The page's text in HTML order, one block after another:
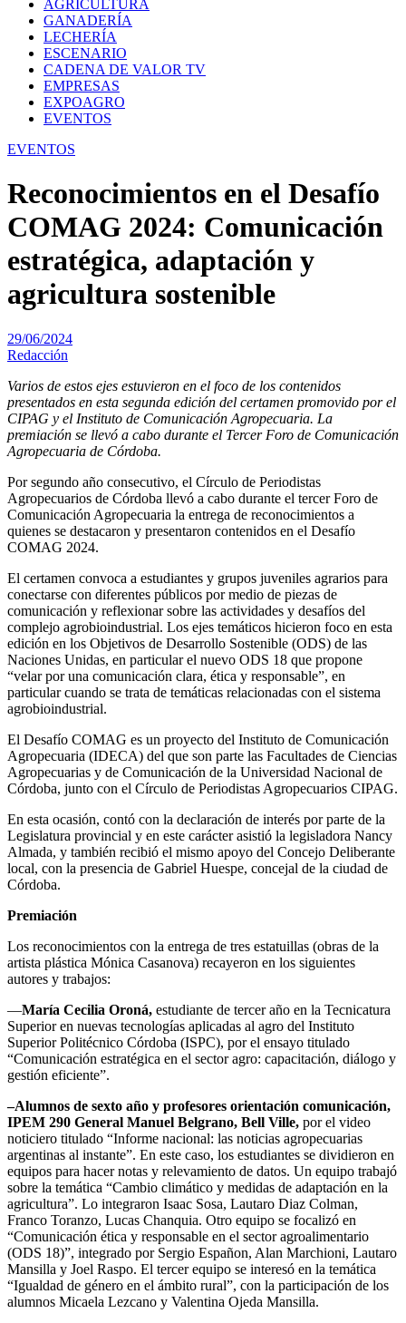
AGRICULTURA
GANADERÍA
LECHERÍA
ESCENARIO
CADENA DE VALOR TV
EMPRESAS
EXPOAGRO
EVENTOS
EVENTOS
Reconocimientos en el Desafío
COMAG 2024: Comunicación
estratégica, adaptación y
agricultura sostenible
29/06/2024
Redacción
Varios de estos ejes estuvieron en el foco de los contenidos
presentados en esta segunda edición del certamen promovido por el
CIPAG y el Instituto de Comunicación Agropecuaria. La
premiación se llevó a cabo durante el Tercer Foro de Comunicación
Agropecuaria de Córdoba.
Por segundo año consecutivo, el Círculo de Periodistas
Agropecuarios de Córdoba llevó a cabo durante el tercer Foro de
Comunicación Agropecuaria la entrega de reconocimientos a
quienes se destacaron y presentaron contenidos en el Desafío
COMAG 2024.
El certamen convoca a estudiantes y grupos juveniles agrarios para
conectarse con diferentes públicos por medio de piezas de
comunicación y reflexionar sobre las actividades y desafíos del
complejo agrobioindustrial. Los ejes temáticos hicieron foco en esta
edición en los Objetivos de Desarrollo Sostenible (ODS) de las
Naciones Unidas, en particular el nuevo ODS 18 que propone
“velar por una comunicación clara, ética y responsable”, en
particular cuando se trata de temáticas relacionadas con el sistema
agrobioindustrial.
El Desafío COMAG es un proyecto del Instituto de Comunicación
Agropecuaria (IDECA) del que son parte las Facultades de Ciencias
Agropecuarias y de Comunicación de la Universidad Nacional de
Córdoba, junto con el Círculo de Periodistas Agropecuarios CIPAG.
En esta ocasión, contó con la declaración de interés por parte de la
Legislatura provincial y en este carácter asistió la legisladora Nancy
Almada, y también recibió el mismo apoyo del Concejo Deliberante
local, con la presencia de Gabriel Huespe, concejal de la ciudad de
Córdoba.
Premiación
Los reconocimientos con la entrega de tres estatuillas (obras de la
artista plástica Mónica Casanova) recayeron en los siguientes
autores y trabajos:
—María Cecilia Oroná, estudiante de tercer año en la Tecnicatura
Superior en nuevas tecnologías aplicadas al agro del Instituto
Superior Politécnico Córdoba (ISPC), por el ensayo titulado
“Comunicación estratégica en el sector agro: capacitación, diálogo y
gestión eficiente”.
–Alumnos de sexto año y profesores orientación comunicación,
IPEM 290 General Manuel Belgrano, Bell Ville, por el video
noticiero titulado “Informe nacional: las noticias agropecuarias
argentinas al instante”. En este caso, los estudiantes se dividieron en
equipos para hacer notas y relevamiento de datos. Un equipo trabajó
sobre la temática “Cambio climático y medidas de adaptación en la
agricultura”. Lo integraron Isaac Sosa, Lautaro Diaz Colman,
Franco Toranzo, Lucas Chanquia. Otro equipo se focalizó en
“Comunicación ética y responsable en el sector agroalimentario
(ODS 18)”, integrado por Sergio Españon, Alan Marchioni, Lautaro
Mansilla y Joel Raspo. El tercer equipo se interesó en la temática
“Igualdad de género en el ámbito rural”, con la participación de los
alumnos Micaela Lezcano y Valentina Ojeda Mansilla.